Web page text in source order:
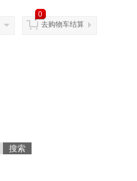
0
去购物车结算